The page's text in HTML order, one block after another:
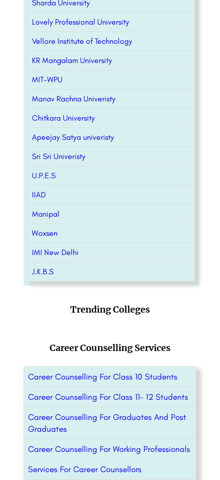
Sharda University
Lovely Professional University
Vellore Institute of Technology
KR Mangalam University
MIT-WPU
Manav Rachna Univeristy
Chitkara University
Apeejay Satya univeristy
Sri Sri Univeristy
U.P.E.S
IIAD
Manipal
Woxsen
IMI New Delhi
J.K.B.S
Trending Colleges
Career Counselling Services
Career Counselling For Class 10 Students
Career Counselling For Class 11- 12 Students
Career Counselling For Graduates And Post
Graduates
Career Counselling For Working Professionals
Services For Career Counsellors